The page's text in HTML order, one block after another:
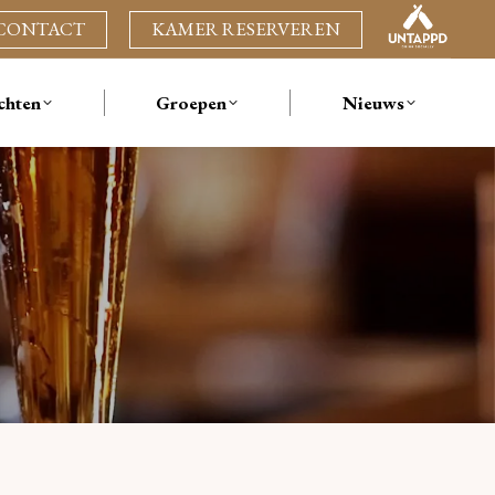
KAMER RESERVEREN
Groepen Nieuws